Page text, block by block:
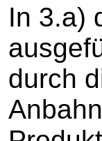
In 3.a)
durch